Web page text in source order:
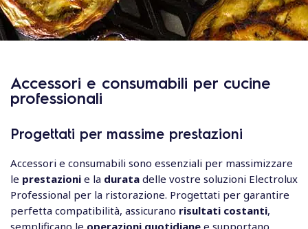
Accessori e consumabili per cucine
professionali
Progettati per massime prestazioni
Accessori e consumabili sono essenziali per massimizzare
le prestazioni e la durata delle vostre soluzioni Electrolux
Professional per la ristorazione. Progettati per garantire
perfetta compatibilità, assicurano risultati costanti,
semplificano le operazioni quotidiane e supportano